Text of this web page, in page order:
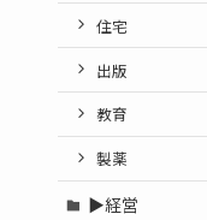
住宅
出版
教育
製薬
▶経営